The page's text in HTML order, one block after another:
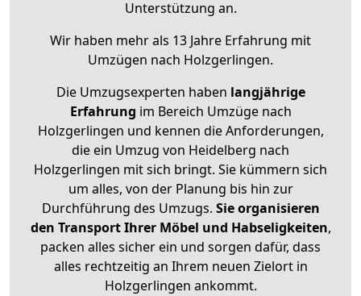
Unterstützung an.
Wir haben mehr als 13 Jahre Erfahrung mit
Umzügen nach Holzgerlingen.
Die Umzugsexperten haben langjährige
Erfahrung im Bereich Umzüge nach
Holzgerlingen und kennen die Anforderungen,
die ein Umzug von Heidelberg nach
Holzgerlingen mit sich bringt. Sie kümmern sich
um alles, von der Planung bis hin zur
Durchführung des Umzugs. Sie organisieren
den Transport Ihrer Möbel und Habseligkeiten,
packen alles sicher ein und sorgen dafür, dass
alles rechtzeitig an Ihrem neuen Zielort in
Holzgerlingen ankommt.